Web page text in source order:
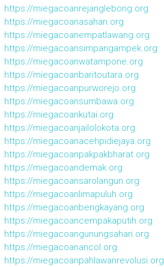
https://miegacoanrejanglebong.org
https://miegacoanasahan.org
https://miegacoanempatlawang.org
https://miegacoansimpangampek.org
https://miegacoanwatampone.org
https://miegacoanbaritoutara.org
https://miegacoanpurworejo.org
https://miegacoansumbawa.org
https://miegacoankutai.org
https://miegacoanjailolokota.org
https://miegacoanacehpidiejaya.org
https://miegacoanpakpakbharat.org
https://miegacoandemak.org
https://miegacoansarolangun.org
https://miegacoanlimapuluh.org
https://miegacoanbengkayang.org
https://miegacoancempakaputih.org
https://miegacoangunungsahari.org
https://miegacoanancol.org
https://miegacoanpahlawanrevolusi.org